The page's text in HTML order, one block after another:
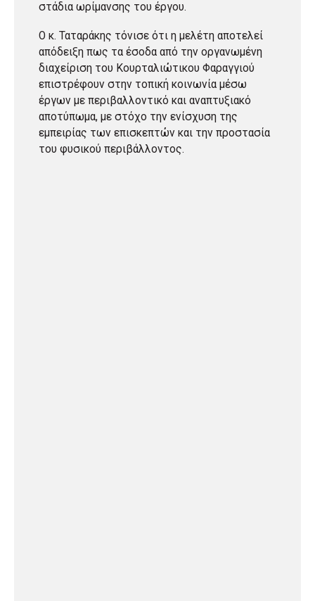
στάδια ωρίμανσης του έργου.
Ο κ. Ταταράκης τόνισε ότι η μελέτη αποτελεί
απόδειξη πως τα έσοδα από την οργανωμένη
διαχείριση του Κουρταλιώτικου Φαραγγιού
επιστρέφουν στην τοπική κοινωνία μέσω
έργων με περιβαλλοντικό και αναπτυξιακό
αποτύπωμα, με στόχο την ενίσχυση της
εμπειρίας των επισκεπτών και την προστασία
του φυσικού περιβάλλοντος.